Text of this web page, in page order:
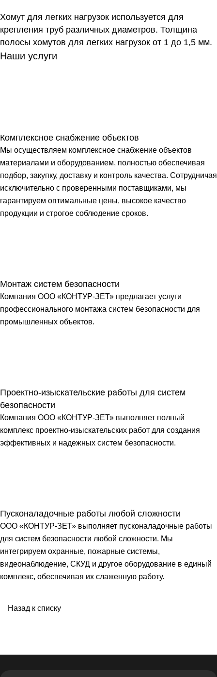
Хомут для легких нагрузок используется для
крепления труб различных диаметров. Толщина
полосы хомутов для легких нагрузок от 1 до 1,5 мм.
Наши услуги
Комплексное снабжение объектов
Мы осуществляем комплексное снабжение объектов
материалами и оборудованием, полностью обеспечивая
подбор, закупку, доставку и контроль качества. Сотрудничая
исключительно с проверенными поставщиками, мы
гарантируем оптимальные цены, высокое качество
продукции и строгое соблюдение сроков.
Монтаж систем безопасности
Компания ООО «КОНТУР-ЗЕТ» предлагает услуги
профессионального монтажа систем безопасности для
промышленных объектов.
Проектно-изыскательские работы для систем
безопасности
Компания ООО «КОНТУР-ЗЕТ» выполняет полный
комплекс проектно-изыскательских работ для создания
эффективных и надежных систем безопасности.
Пусконаладочные работы любой сложности
ООО «КОНТУР-ЗЕТ» выполняет пусконаладочные работы
для систем безопасности любой сложности. Мы
интегрируем охранные, пожарные системы,
видеонаблюдение, СКУД и другое оборудование в единый
комплекс, обеспечивая их слаженную работу.
Назад к списку